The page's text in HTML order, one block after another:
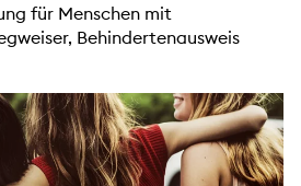
für Menschen mit
Behindertenausweis